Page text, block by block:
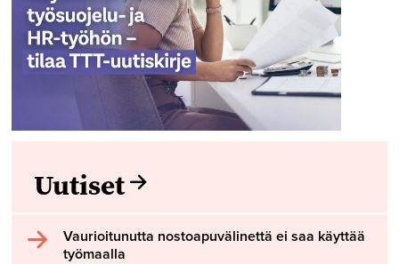
Uutiset
Vaurioitunutta nostoapuvälinettä ei saa käyttää
työmaalla